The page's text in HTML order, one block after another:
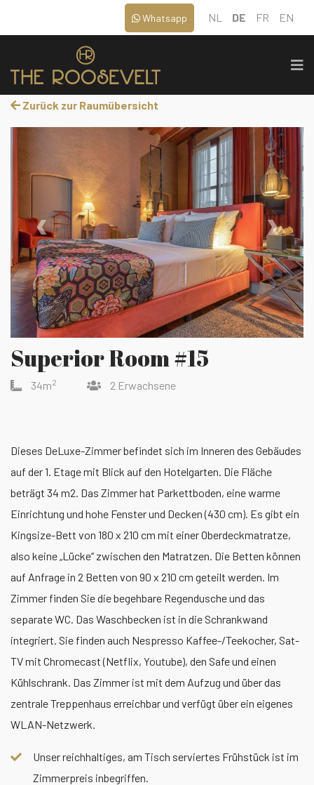
NL DE FR EN
Whatsapp
Zurück zur Raumübersicht
‹ ›
Superior Room #15
34m2 2 Erwachsene
Dieses DeLuxe-Zimmer befindet sich im Inneren des Gebäudes
auf der 1. Etage mit Blick auf den Hotelgarten. Die Fläche
beträgt 34 ​​m2. Das Zimmer hat Parkettboden, eine warme
Einrichtung und hohe Fenster und Decken (430 cm). Es gibt ein
Kingsize-Bett von 180 x 210 cm mit einer Oberdeckmatratze,
also keine „Lücke“ zwischen den Matratzen. Die Betten können
auf Anfrage in 2 Betten von 90 x 210 cm geteilt werden. Im
Zimmer finden Sie die begehbare Regendusche und das
separate WC. Das Waschbecken ist in die Schrankwand
integriert. Sie finden auch Nespresso Kaffee-/Teekocher, Sat-
TV mit Chromecast (Netflix, Youtube), den Safe und einen
Kühlschrank. Das Zimmer ist mit dem Aufzug und über das
zentrale Treppenhaus erreichbar und verfügt über ein eigenes
WLAN-Netzwerk.
Unser reichhaltiges, am Tisch serviertes Frühstück ist im
Zimmerpreis inbegriffen.